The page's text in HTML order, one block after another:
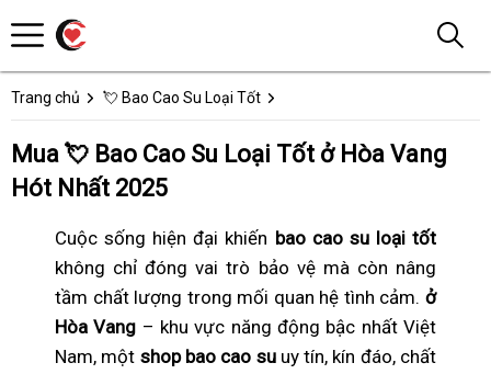
Trang chủ 💘 Bao Cao Su Loại Tốt
Mua 💘 Bao Cao Su Loại Tốt ở Hòa Vang
Hót Nhất 2025
Cuộc sống hiện đại khiến bao cao su loại tốt
không chỉ đóng vai trò bảo vệ mà còn nâng
tầm chất lượng trong mối quan hệ tình cảm. ở
Hòa Vang – khu vực năng động bậc nhất Việt
Nam, một shop bao cao suuy tín, kín đáo, chất